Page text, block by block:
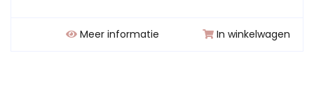
Meer informatie In winkelwagen